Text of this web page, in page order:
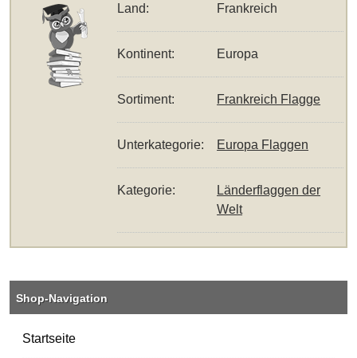
Land: Frankreich
Kontinent: Europa
Sortiment: Frankreich Flagge
Unterkategorie: Europa Flaggen
Kategorie:
Länderflaggen der
Welt
Shop-Navigation
Startseite